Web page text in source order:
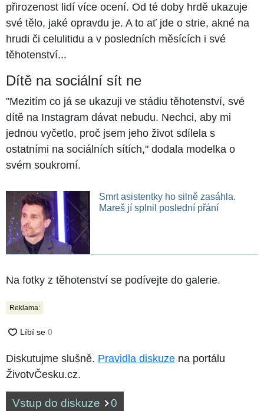
přirozenost lidí více ocení. Od té doby hrdě ukazuje
své tělo, jaké opravdu je. A to ať jde o strie, akné na
hrudi či celulitidu a v posledních měsících i své
těhotenství...
Dítě na sociální sít ne
"Mezitím co já se ukazuji ve stádiu těhotenství, své
dítě na Instagram dávat nebudu. Nechci, aby mi
jednou vyčetlo, proč jsem jeho život sdílela s
ostatními na sociálních sítích," dodala modelka o
svém soukromí.
Smrt asistentky ho silně zasáhla.
Mareš jí splnil poslední přání
Na fotky z těhotenství se podívejte do galerie.
Reklama:
Diskutujme slušně. Pravidla diskuze na portálu
ŽivotvČesku.cz.
Vstup do diskuze 0